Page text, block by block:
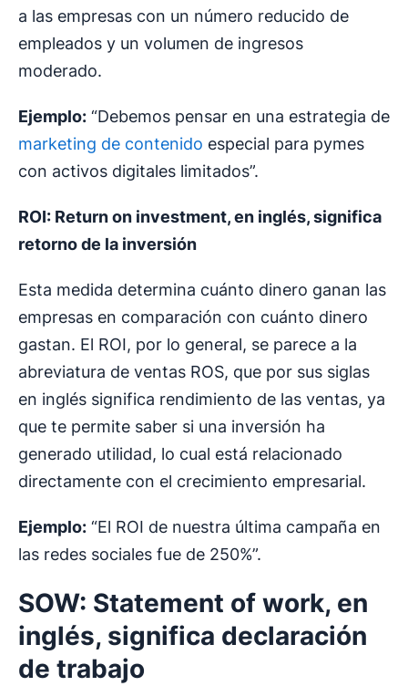
a las empresas con un número reducido de
empleados y un volumen de ingresos
moderado.
Ejemplo: “Debemos pensar en una estrategia de
marketing de contenido especial para pymes
con activos digitales limitados”.
ROI: Return on investment, en inglés, significa
retorno de la inversión
Esta medida determina cuánto dinero ganan las
empresas en comparación con cuánto dinero
gastan. El ROI, por lo general, se parece a la
abreviatura de ventas ROS, que por sus siglas
en inglés significa rendimiento de las ventas, ya
que te permite saber si una inversión ha
generado utilidad, lo cual está relacionado
directamente con el crecimiento empresarial.
Ejemplo: “El ROI de nuestra última campaña en
las redes sociales fue de 250%”.
SOW: Statement of work, en
inglés, significa declaración
de trabajo